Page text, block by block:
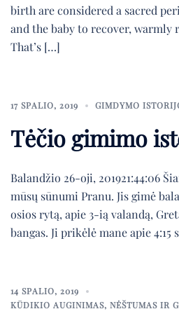
birth are considered a sacred
and the baby to recover, warmly
That’s […]
17 SPALIO, 2019 GIMDYMO
Tėčio gimimo
Balandžio 26-oji, 201921:44:06
mūsų sūnumi Pranu. Jis gimė
osios rytą, apie 3-ią valandą,
bangas. Ji prikėlė mane apie 4:15
14 SPALIO, 2019
KŪDIKIO AUGINIMAS, NĖŠTUMAS IR